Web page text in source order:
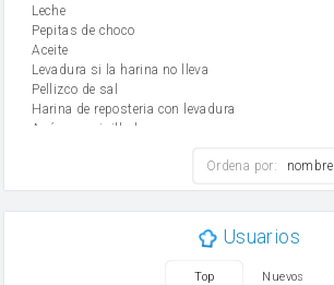
leche
Pepitas de choco
aceite
Levadura si la harina no lleva
Pellizco de sal
Harina de reposteria con levadura
Azúcar avainillado
mantequilla
Ordena por: nombre
Usuarios
Top Nuevos